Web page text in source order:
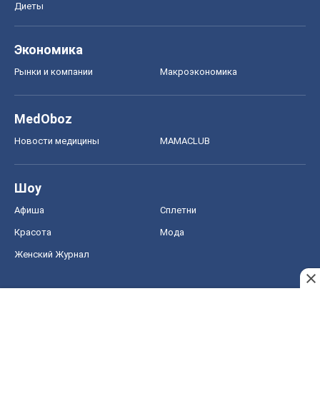
Диеты
Экономика
Рынки и компании Mакроэкономика
MedOboz
Новости медицины MAMACLUB
Шоу
Афиша Сплетни
Красота Мода
Женский Журнал